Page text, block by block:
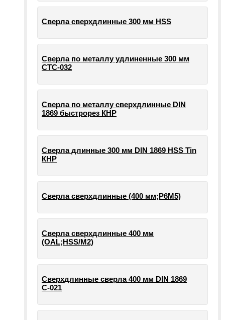
Сверла сверхдлинные 300 мм HSS
Сверла по металлу удлиненные 300 мм
СТС-032
Сверла по металлу сверхдлинные DIN
1869 быстрорез КНР
Сверла длинные 300 мм DIN 1869 HSS Tin
КНР
Сверла сверхдлинные (400 мм;Р6М5)
Сверла сверхдлинные 400 мм
(OAL;HSS/M2)
Сверхдлинные сверла 400 мм DIN 1869
С-021